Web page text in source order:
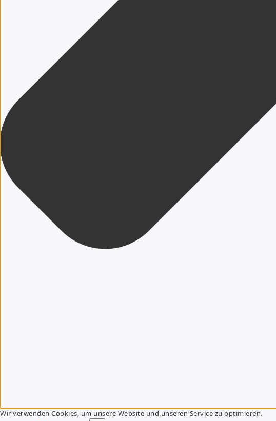
Wir verwenden Cookies, um unsere Website und unseren Service zu optimieren.